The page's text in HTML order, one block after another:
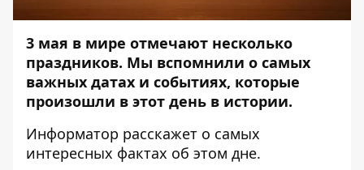
3 мая в мире отмечают несколько
праздников. Мы вспомнили о самых
важных датах и событиях, которые
произошли в этот день в истории.
Информатор расскажет о самых
интересных фактах об этом дне.